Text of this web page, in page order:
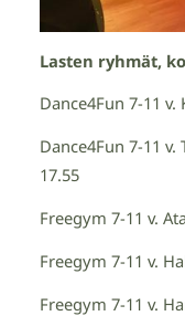
Lasten ryhmät,
Dance4Fun 7-11
Dance4Fun 7-11
17.55
Freegym 7-11 v.
Freegym 7-11 v.
Freegym 7-11 v.